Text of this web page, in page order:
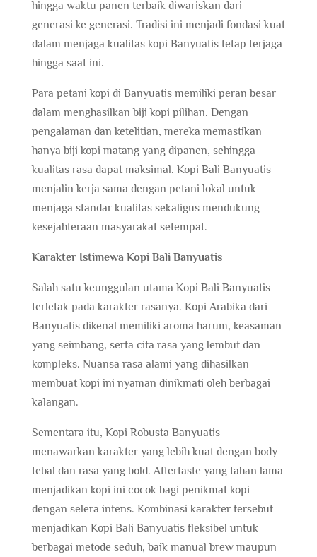
hingga waktu panen terbaik diwariskan dari
generasi ke generasi. Tradisi ini menjadi fondasi kuat
dalam menjaga kualitas kopi Banyuatis tetap terjaga
hingga saat ini.
Para petani kopi di Banyuatis memiliki peran besar
dalam menghasilkan biji kopi pilihan. Dengan
pengalaman dan ketelitian, mereka memastikan
hanya biji kopi matang yang dipanen, sehingga
kualitas rasa dapat maksimal. Kopi Bali Banyuatis
menjalin kerja sama dengan petani lokal untuk
menjaga standar kualitas sekaligus mendukung
kesejahteraan masyarakat setempat.
Karakter Istimewa Kopi Bali Banyuatis
Salah satu keunggulan utama Kopi Bali Banyuatis
terletak pada karakter rasanya. Kopi Arabika dari
Banyuatis dikenal memiliki aroma harum, keasaman
yang seimbang, serta cita rasa yang lembut dan
kompleks. Nuansa rasa alami yang dihasilkan
membuat kopi ini nyaman dinikmati oleh berbagai
kalangan.
Sementara itu, Kopi Robusta Banyuatis
menawarkan karakter yang lebih kuat dengan body
tebal dan rasa yang bold. Aftertaste yang tahan lama
menjadikan kopi ini cocok bagi penikmat kopi
dengan selera intens. Kombinasi karakter tersebut
menjadikan Kopi Bali Banyuatis fleksibel untuk
berbagai metode seduh, baik manual brew maupun